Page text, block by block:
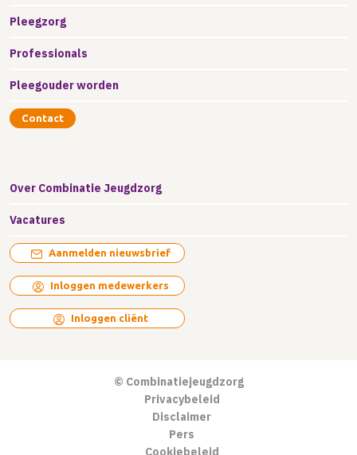
Pleegzorg
Professionals
Pleegouder worden
Contact
Over Combinatie Jeugdzorg
Vacatures
Aanmelden nieuwsbrief
Inloggen medewerkers
Inloggen cliënt
© Combinatiejeugdzorg
Privacybeleid
Disclaimer
Pers
Cookiebeleid